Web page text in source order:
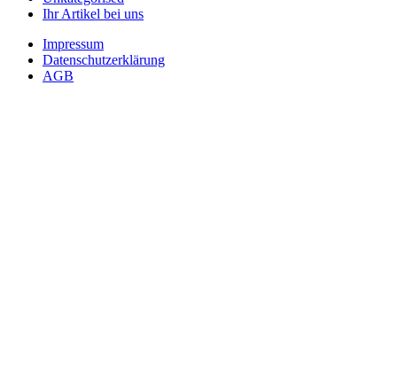
Ihr Artikel bei uns
Impressum
Datenschutzerklärung
AGB